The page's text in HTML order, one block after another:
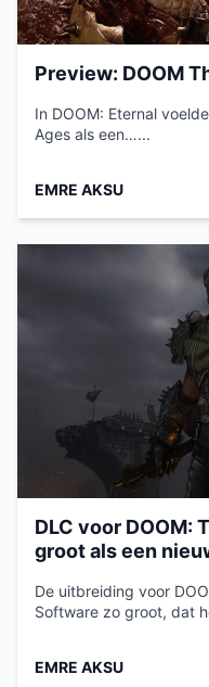
Preview: DOOM
In DOOM: Eternal
Ages als een…...
EMRE AKSU
DLC voor DOOM:
groot als een
De uitbreiding voor
Software zo groot, dat
EMRE AKSU